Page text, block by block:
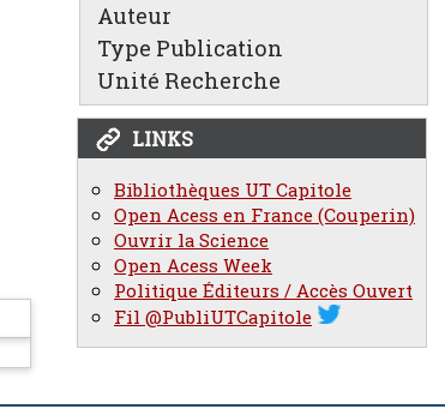
Auteur
Type Publication
Unité Recherche
LINKS
Bibliothèques UT Capitole
Open Acess en France (Couperin)
Ouvrir la Science
Open Acess Week
Politique Éditeurs / Accès Ouvert
Fil @PubliUTCapitole